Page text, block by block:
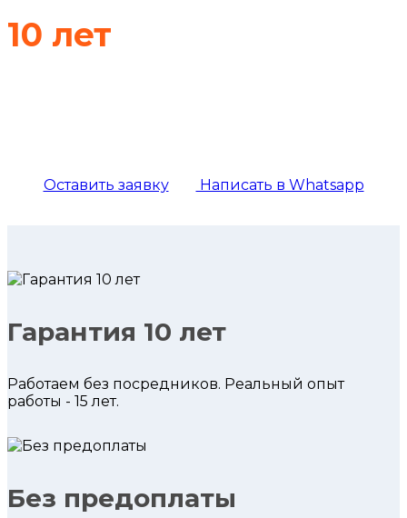
10 лет
Оставить заявку Написать в Whatsapp
Гарантия 10 лет
Работаем без посредников. Реальный опыт
работы - 15 лет.
Без предоплаты